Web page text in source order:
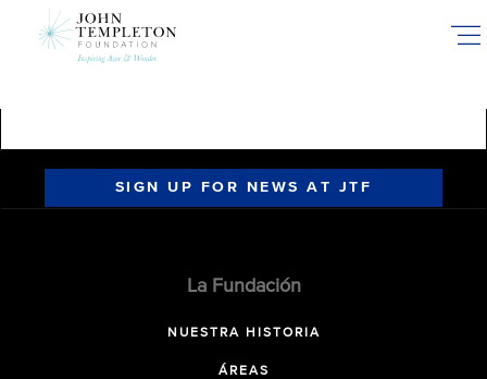
SIGN UP FOR NEWS AT JTF
La Fundación
NUESTRA HISTORIA
ÁREAS